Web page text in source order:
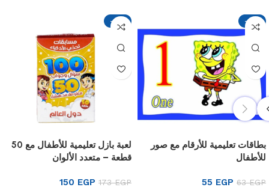
-13%
بطاقات تعليمية للأرقام مع صور
للأطفال
63EGP
55 EGP
-13%
لعبة بازل تعليمية للأطفال مع 50
قطعة – متعدد الألوان
173EGP
150 EGP